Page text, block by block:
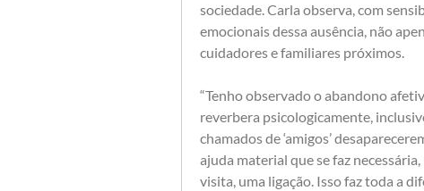
sociedade. Carla observa, com
emocionais dessa ausência, não
cuidadores e familiares próximos.
“Tenho observado o abandono
reverbera psicologicamente,
chamados de ‘amigos’
ajuda material que se faz
visita, uma ligação. Isso faz toda a